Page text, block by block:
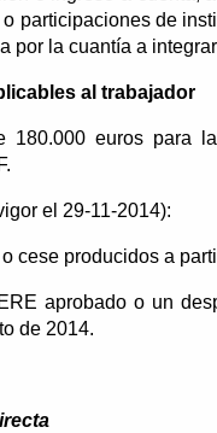
participaciones de
por la cuantía a
al trabajador
euros para
el 29-11-2014):
cese producidos a
aprobado o un
de 2014.